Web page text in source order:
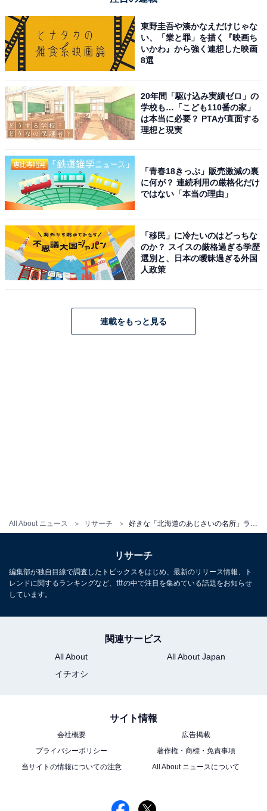
All About ニュース リサーチ
回答者からは「美しくレトロな建造物と共に初夏のブル
ーのあじさいを楽しめるため。また、併設されてるカフ
ェでアフタヌーンティーも楽しめるため是非行ってみた
い」（20代女性／茨城県）、「凄くきれいで」（50代男
性／北海道）、「SNSで見つけていいなと思ったので」
（30代女性／千葉県）といった声が集まりました。
この記事の筆者：坂上 恵
All About ニュースの編集者。オールアバウトに入社後、
SNSトレンドにフォーカスした記事執筆やSEOライティ
ングの経験を経て、のちにAll About ニュースチームのメ
ンバーに参入。現在は旅行・カルチャー・エンタメなど
を中心に企画編集を担当。東京都出身。居酒屋巡りとス
ポーツ観戦が生きがい。
ランキング結果を見る
好きな「関東地方のあじさいの名所」ランキン
グ！ 2位は神奈川県の「明月院」、1位は？
東野圭吾や湊かなえだけじゃな
い、「業と罪」を描く『映画ち
いかわ』から強く連想した映画
8選
20年間「駆け込み実績ゼロ」の
学校も…「こども110番の家」
は本当に必要？ PTAが直面する
理想と現実
「青春18きっぷ」販売激減の裏
に何が？ 連続利用の厳格化だけ
ではない「本当の理由」
「移民」に冷たいのはどっちな
のか？ スイスの厳格過ぎる学歴
選別と、日本の曖昧過ぎる外国
人政策
連載をもっと見る
リサーチ
編集部が独自目線で調査したトピックスをはじめ、最新のリリース情報、ト
レンドに関するランキングなど、世の中で注目を集めている話題をお知らせ
しています。
関連サービス
All About
All About Japan
イチオシ
サイト情報
会社概要
広告掲載
プライバシーポリシー
著作権・商標・免責事項
当サイトの情報についての注意
All About ニュースについて